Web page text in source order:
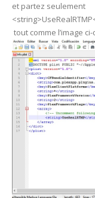
et partez seulement
tout comme l’image